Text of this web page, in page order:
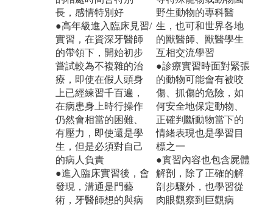
長，感情特別好
●高年級進入臨床見習/
實習，在資深牙醫師
的帶領下，開始初步
嘗試較為不複雜的治
療，即使在假人頭身
上已經練習千百遍，
在病患身上時行操作
仍然會相當的困難、
有壓力，即使還是學
生，但是必須對自己
的病人負責
●進入臨床實習後，會
發現，溝通是門藝
術，牙醫師想的與病
野生動物的專科醫
生，也可和世界各地
的獸醫師、獸醫學生
互相交流學習
●診療實習時面對緊張
的動物可能會有被咬
傷、抓傷的危險，如
何安全地保定動物、
正確判斷動物當下的
情緒表現也是學習目
標之一
●實習內容也包含屍體
解剖，除了正確的解
剖步驟外，也學習從
肉眼觀察到巨觀病